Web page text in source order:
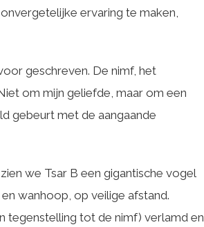
ervaring te maken,
geschreven. De nimf, het
om mijn geliefde, maar om een
gebeurt met de aangaande
we Tsar B een gigantische vogel
wanhoop, op veilige afstand.
tegenstelling tot de nimf) verlamd en